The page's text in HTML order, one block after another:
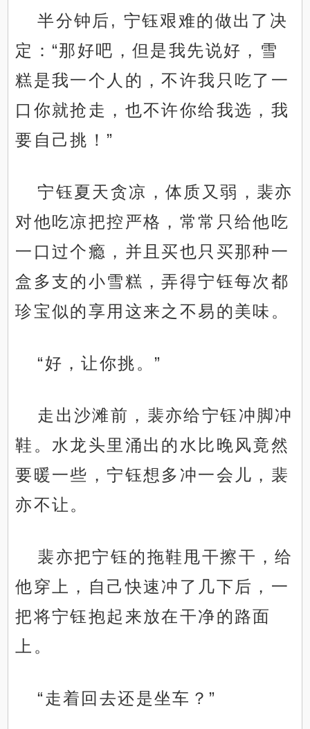
半分钟后, 宁钰艰难的做出了决
定：“那好吧，但是我先说好，雪
糕是我一个人的，不许我只吃了一
口你就抢走，也不许你给我选，我
要自己挑！”
宁钰夏天贪凉，体质又弱，裴亦
对他吃凉把控严格，常常只给他吃
一口过个瘾，并且买也只买那种一
盒多支的小雪糕，弄得宁钰每次都
珍宝似的享用这来之不易的美味。
“好，让你挑。”
走出沙滩前，裴亦给宁钰冲脚冲
鞋。水龙头里涌出的水比晚风竟然
要暖一些，宁钰想多冲一会儿，裴
亦不让。
裴亦把宁钰的拖鞋甩干擦干，给
他穿上，自己快速冲了几下后，一
把将宁钰抱起来放在干净的路面
上。
“走着回去还是坐车？”